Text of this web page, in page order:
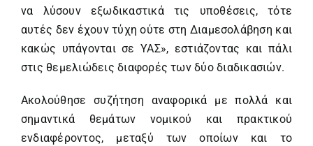
να λύσουν εξωδικαστικά τις υποθέσεις, τότε
αυτές δεν έχουν τύχη ούτε στη Διαμεσολάβηση και
κακώς υπάγονται σε ΥΑΣ», εστιάζοντας και πάλι
στις θεμελιώδεις διαφορές των δύο διαδικασιών.
Ακολούθησε συζήτηση αναφορικά με πολλά και
σημαντικά θεμάτων νομικού και πρακτικού
ενδιαφέροντος, μεταξύ των οποίων και το